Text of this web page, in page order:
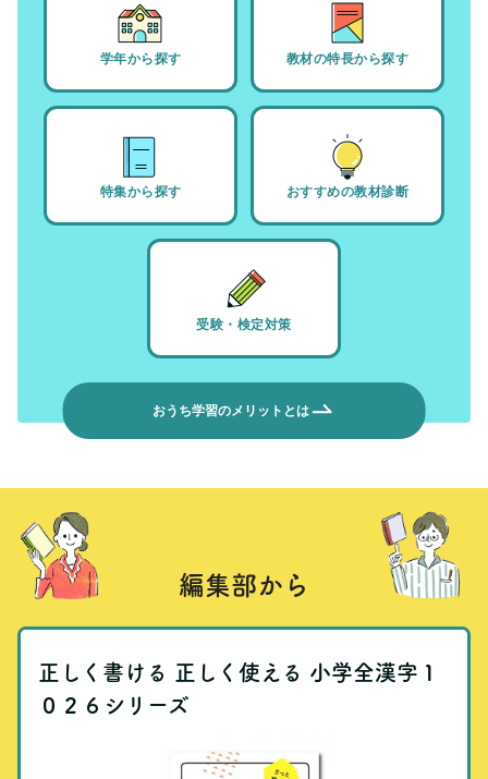
学年から探す 教材の特長から探す
特集から探す おすすめの教材診断
受験・検定対策
おうち学習のメリットとは
編集部から
正しく書ける 正しく使える 小学全漢字１
０２６シリーズ